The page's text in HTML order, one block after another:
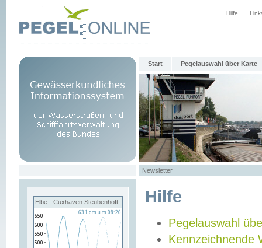
Hilfe
Start Pegelauswahl über Karte
Newsletter
Elbe - Cuxhaven Steubenhöft Hilfe
Pegelauswahl
Kennzeichnende